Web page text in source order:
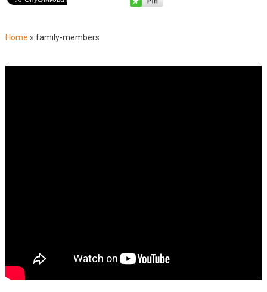
Home » family-members